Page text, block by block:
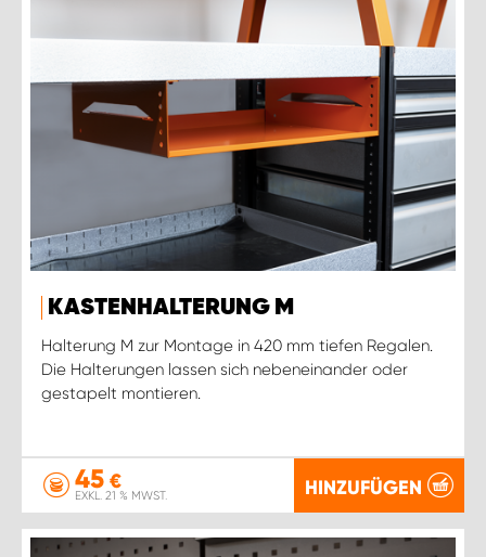
KASTENHALTERUNG M
Halterung M zur Montage in 420 mm tiefen Regalen.
Die Halterungen lassen sich nebeneinander oder
gestapelt montieren.
45 €
EXKL. 21 % MWST. HINZUFÜGEN